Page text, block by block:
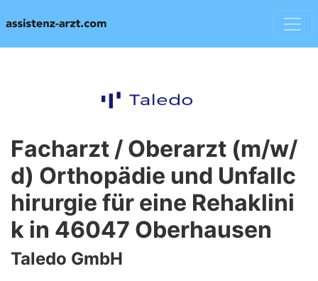
Facharzt / Oberarzt (m/w/
d) Orthopädie und Unfallc
hirurgie für eine Rehaklini
k in 46047 Oberhausen
Taledo GmbH